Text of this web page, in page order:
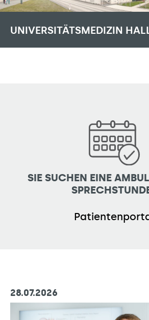
UNIVERSITÄTSMEDIZIN
SIE SUCHEN EINE
28.07.2026